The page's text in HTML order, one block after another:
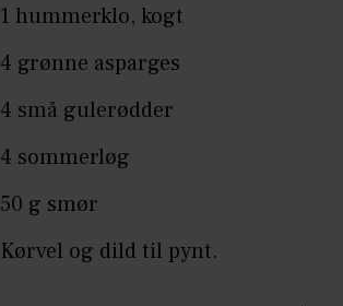
1 hummerklo, kogt
4 grønne asparges
4 små gulerødder
4 sommerløg
50 g smør
Kørvel og dild til pynt.